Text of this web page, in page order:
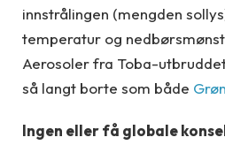
innstrålingen (mengden
temperatur og
Aerosoler fra Toba-
så langt borte som både
Ingen eller få globale